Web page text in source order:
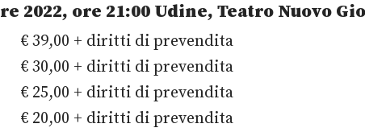
2022, ore 21:00 Udine, Teatro Nuovo
€ 39,00 + diritti di prevendita
€ 30,00 + diritti di prevendita
€ 25,00 + diritti di prevendita
€ 20,00 + diritti di prevendita